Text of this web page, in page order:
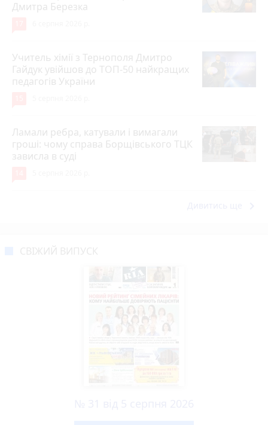
Дмитра Березка
Учитель хімії з Тернополя Дмитро
Гайдук увійшов до ТОП-50 найкращих
педагогів України
Ламали ребра, катували і вимагали
гроші: чому справа Борщівського ТЦК
зависла в суді